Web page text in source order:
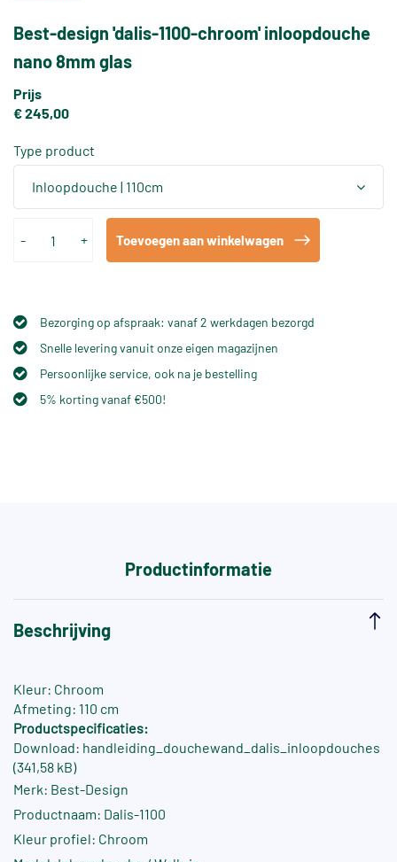
Best-design 'dalis-1100-chroom' inloopdouche
nano 8mm glas
Prijs
€ 245,00
Type product
Inloopdouche | 110cm
- + Toevoegen aan winkelwagen
Bezorging op afspraak: vanaf 2 werkdagen bezorgd
Snelle levering vanuit onze eigen magazijnen
Persoonlijke service, ook na je bestelling
5% korting vanaf €500!
Productinformatie
Beschrijving
Kleur: Chroom
Afmeting: 110 cm
Productspecificaties:
Download: handleiding_douchewand_dalis_inloopdouches
(341,58 kB)
Merk: Best-Design
Productnaam: Dalis-1100
Kleur profiel: Chroom